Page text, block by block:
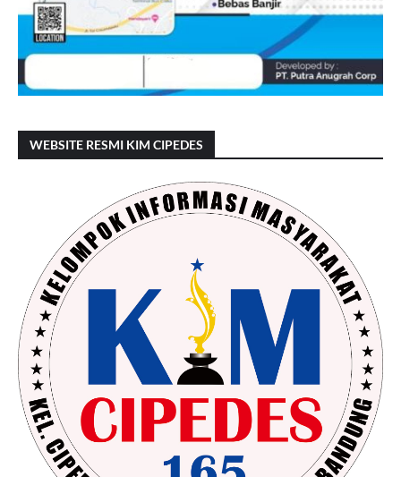
WEBSITE RESMI KIM CIPEDES